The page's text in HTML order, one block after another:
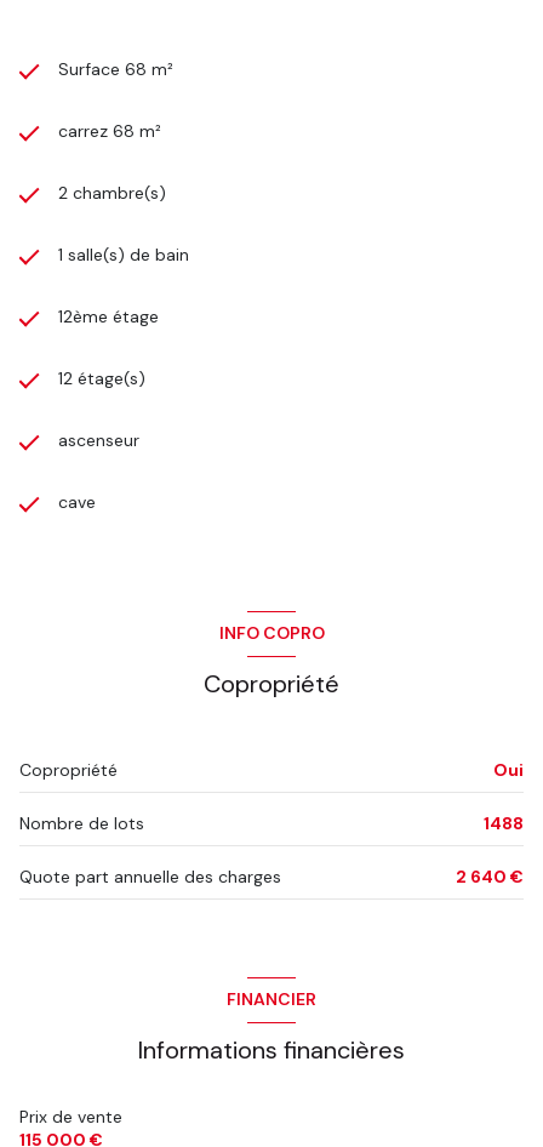
Surface 68 m²
carrez 68 m²
2 chambre(s)
1 salle(s) de bain
12ème étage
12 étage(s)
ascenseur
cave
INFO COPRO
Copropriété
Copropriété Oui
Nombre de lots 1488
Quote part annuelle des charges 2 640 €
FINANCIER
Informations financières
Prix de vente
115 000 €